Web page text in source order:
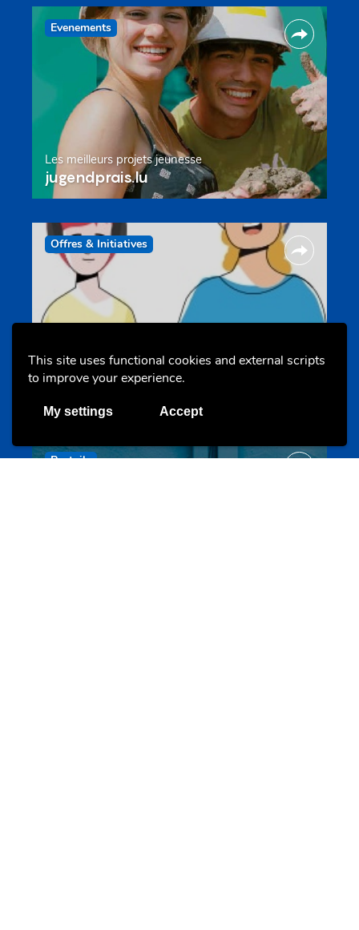
This site uses functional cookies and external scripts
to improve your experience.
My settings Accept
Evenements
Les meilleurs projets jeunesse
jugendprais.lu
Offres & Initiatives
Un projet de jeunes pour jeunes
Portails